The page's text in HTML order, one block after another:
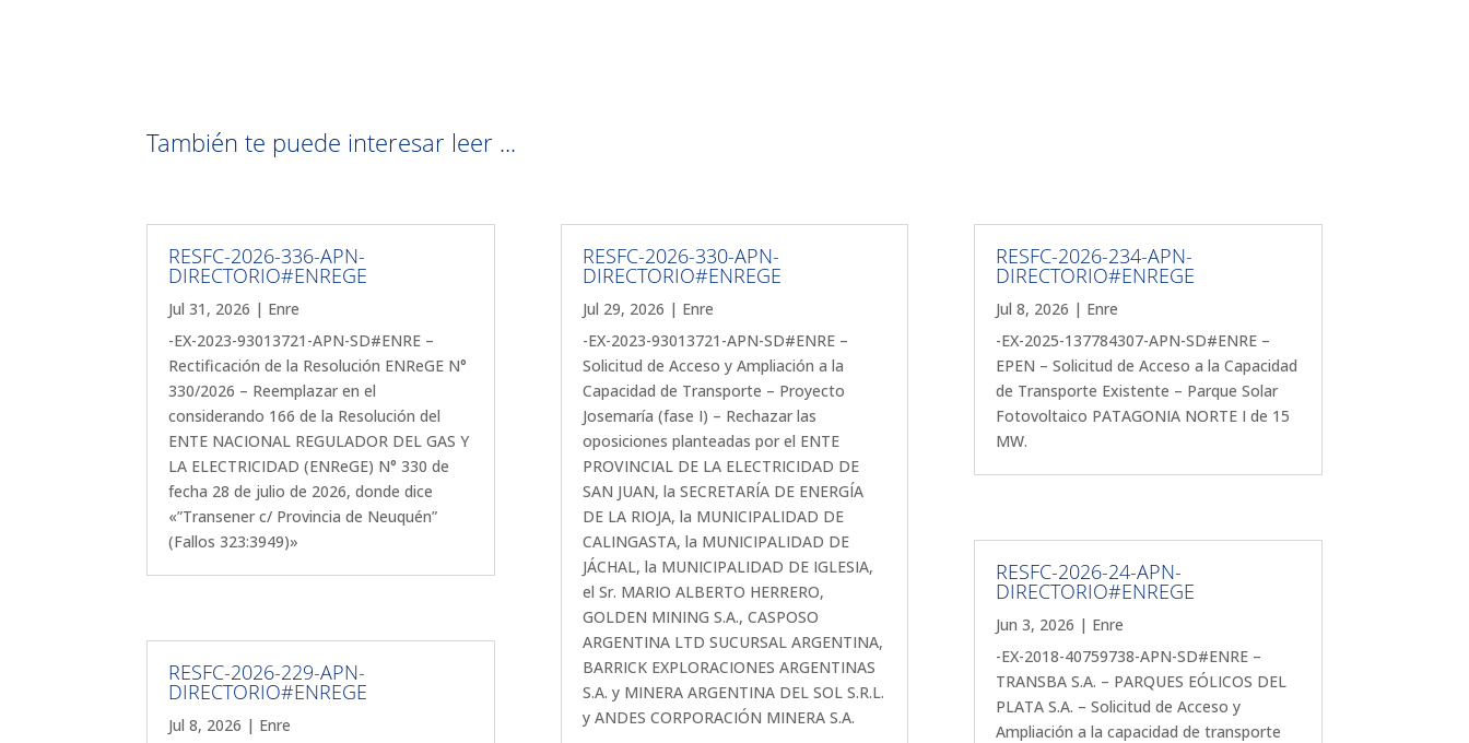
También te puede interesar leer ...
RESFC-2026-336-APN-
DIRECTORIO#ENREGE
Jul 31, 2026 | Enre
-EX-2023-93013721-APN-SD#ENRE –
Rectificación de la Resolución ENReGE N°
330/2026 – Reemplazar en el
considerando 166 de la Resolución del
ENTE NACIONAL REGULADOR DEL GAS Y
LA ELECTRICIDAD (ENReGE) N° 330 de
fecha 28 de julio de 2026, donde dice
«”Transener c/ Provincia de Neuquén”
(Fallos 323:3949)»
RESFC-2026-229-APN-
DIRECTORIO#ENREGE
Jul 8, 2026 | Enre
RESFC-2026-330-APN-
DIRECTORIO#ENREGE
Jul 29, 2026 | Enre
-EX-2023-93013721-APN-SD#ENRE –
Solicitud de Acceso y Ampliación a la
Capacidad de Transporte – Proyecto
Josemaría (fase I) – Rechazar las
oposiciones planteadas por el ENTE
PROVINCIAL DE LA ELECTRICIDAD DE
SAN JUAN, la SECRETARÍA DE ENERGÍA
DE LA RIOJA, la MUNICIPALIDAD DE
CALINGASTA, la MUNICIPALIDAD DE
JÁCHAL, la MUNICIPALIDAD DE IGLESIA,
el Sr. MARIO ALBERTO HERRERO,
GOLDEN MINING S.A., CASPOSO
ARGENTINA LTD SUCURSAL ARGENTINA,
BARRICK EXPLORACIONES ARGENTINAS
S.A. y MINERA ARGENTINA DEL SOL S.R.L.
y ANDES CORPORACIÓN MINERA S.A.
RESFC-2026-234-APN-
DIRECTORIO#ENREGE
Jul 8, 2026 | Enre
-EX-2025-137784307-APN-SD#ENRE –
EPEN – Solicitud de Acceso a la Capacidad
de Transporte Existente – Parque Solar
Fotovoltaico PATAGONIA NORTE I de 15
MW.
RESFC-2026-24-APN-
DIRECTORIO#ENREGE
Jun 3, 2026 | Enre
-EX-2018-40759738-APN-SD#ENRE –
TRANSBA S.A. – PARQUES EÓLICOS DEL
PLATA S.A. – Solicitud de Acceso y
Ampliación a la capacidad de transporte